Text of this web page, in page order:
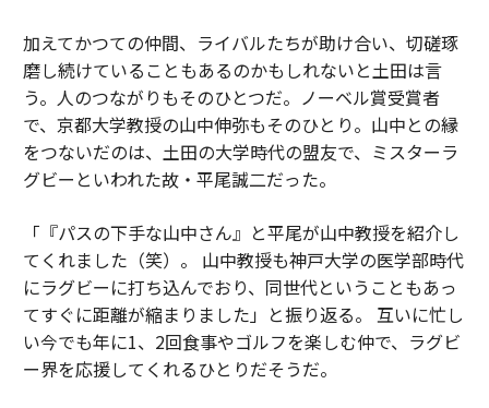
加えてかつての仲間、ライバルたちが助け合い、切磋琢
磨し続けていることもあるのかもしれないと土田は言
う。人のつながりもそのひとつだ。ノーベル賞受賞者
で、京都大学教授の山中伸弥もそのひとり。山中との縁
をつないだのは、土田の大学時代の盟友で、ミスターラ
グビーといわれた故・平尾誠二だった。
「『パスの下手な山中さん』と平尾が山中教授を紹介し
てくれました（笑）。 山中教授も神戸大学の医学部時代
にラグビーに打ち込んでおり、同世代ということもあっ
てすぐに距離が縮まりました」と振り返る。 互いに忙し
い今でも年に1、2回食事やゴルフを楽しむ仲で、ラグビ
ー界を応援してくれるひとりだそうだ。